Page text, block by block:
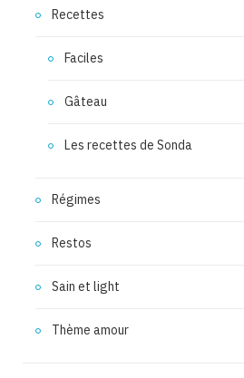
Recettes
Faciles
Gâteau
Les recettes de Sonda
Régimes
Restos
Sain et light
Thème amour